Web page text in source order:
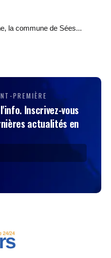
la commune de Sées...
PREMIÈRE
Inscrivez-vous
actualités en